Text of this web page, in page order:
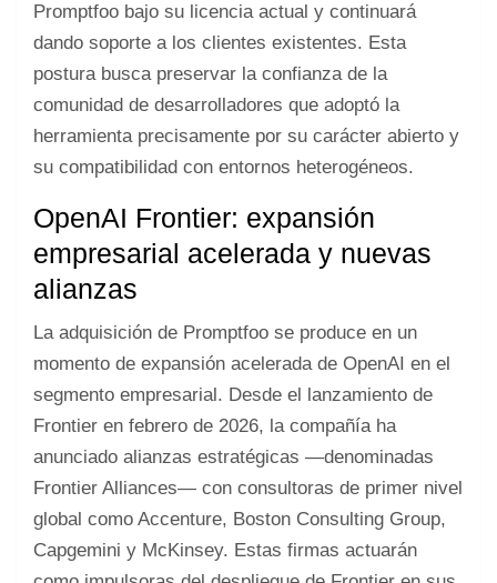
Promptfoo bajo su licencia actual y continuará
dando soporte a los clientes existentes. Esta
postura busca preservar la confianza de la
comunidad de desarrolladores que adoptó la
herramienta precisamente por su carácter abierto y
su compatibilidad con entornos heterogéneos.
OpenAI Frontier: expansión
empresarial acelerada y nuevas
alianzas
La adquisición de Promptfoo se produce en un
momento de expansión acelerada de OpenAI en el
segmento empresarial. Desde el lanzamiento de
Frontier en febrero de 2026, la compañía ha
anunciado alianzas estratégicas —denominadas
Frontier Alliances— con consultoras de primer nivel
global como Accenture, Boston Consulting Group,
Capgemini y McKinsey. Estas firmas actuarán